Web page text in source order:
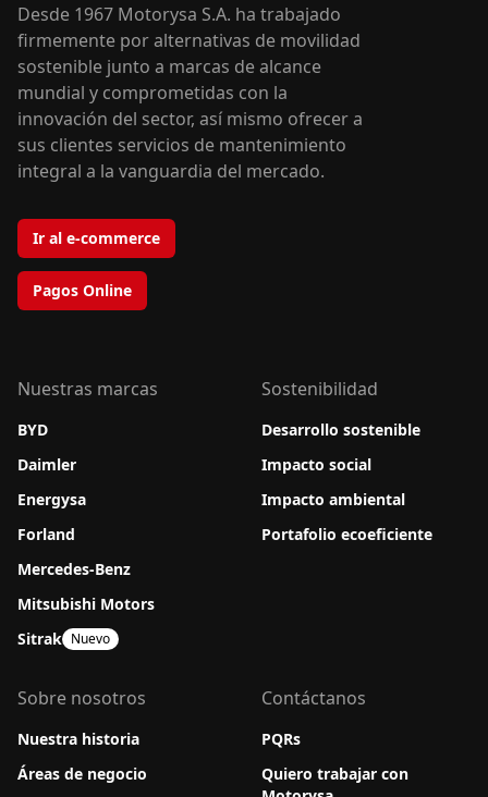
Desde 1967 Motorysa S.A. ha trabajado
firmemente por alternativas de movilidad
sostenible junto a marcas de alcance
mundial y comprometidas con la
innovación del sector, así mismo ofrecer a
sus clientes servicios de mantenimiento
integral a la vanguardia del mercado.
Ir al e-commerce
Pagos Online
Nuestras marcas
BYD
Daimler
Energysa
Forland
Mercedes-Benz
Mitsubishi Motors
Sitrak Nuevo
Sostenibilidad
Desarrollo sostenible
Impacto social
Impacto ambiental
Portafolio ecoeficiente
Sobre nosotros
Nuestra historia
Áreas de negocio
Contáctanos
PQRs
Quiero trabajar con